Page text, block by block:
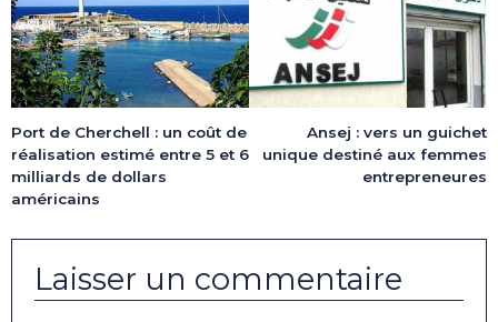
Port de Cherchell : un coût de
réalisation estimé entre 5 et 6
milliards de dollars
américains
Ansej : vers un guichet
unique destiné aux femmes
entrepreneures
Laisser un commentaire